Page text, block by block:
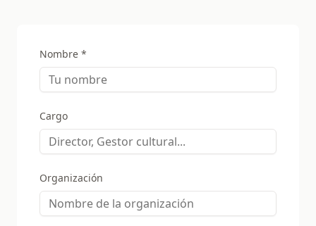
Nombre *
Cargo
Organización